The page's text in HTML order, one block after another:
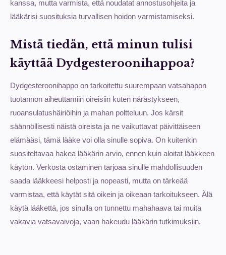
kanssa, mutta varmista, että noudatat annostusohjeita ja
lääkärisi suosituksia turvallisen hoidon varmistamiseksi.
Mistä tiedän, että minun tulisi
käyttää Dydgesteroonihappoa?
Dydgesteroonihappo on tarkoitettu suurempaan vatsahapon
tuotannon aiheuttamiin oireisiin kuten närästykseen,
ruoansulatushäiriöihin ja mahan poltteluun. Jos kärsit
säännöllisesti näistä oireista ja ne vaikuttavat päivittäiseen
elämääsi, tämä lääke voi olla sinulle sopiva. On kuitenkin
suositeltavaa hakea lääkärin arvio, ennen kuin aloitat lääkkeen
käytön. Verkosta ostaminen tarjoaa sinulle mahdollisuuden
saada lääkkeesi helposti ja nopeasti, mutta on tärkeää
varmistaa, että käytät sitä oikein ja oikeaan tarkoitukseen. Älä
käytä lääkettä, jos sinulla on tunnettu mahahaava tai muita
vakavia vatsavaivoja, vaan hakeudu lääkärin tutkimuksiin.